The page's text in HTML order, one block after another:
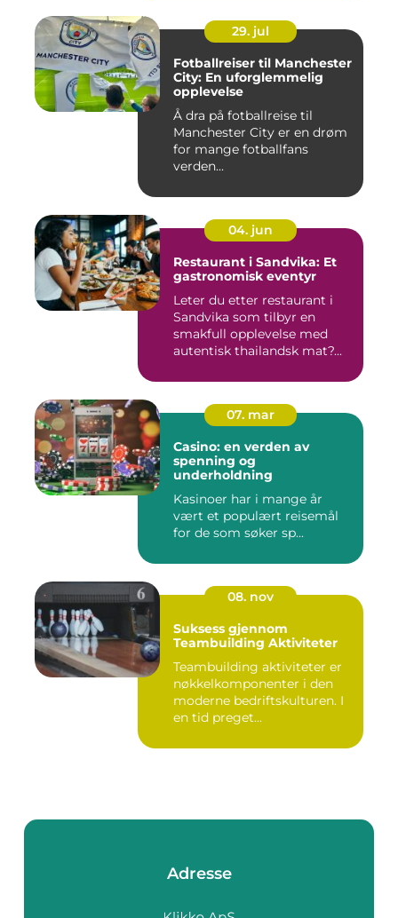
29. jul
Fotballreiser til Manchester
City: En uforglemmelig
opplevelse
Å dra på fotballreise til
Manchester City er en drøm
for mange fotballfans
verden...
04. jun
Restaurant i Sandvika: Et
gastronomisk eventyr
Leter du etter restaurant i
Sandvika som tilbyr en
smakfull opplevelse med
autentisk thailandsk mat?...
07. mar
Casino: en verden av
spenning og
underholdning
Kasinoer har i mange år
vært et populært reisemål
for de som søker sp...
08. nov
Suksess gjennom
Teambuilding Aktiviteter
Teambuilding aktiviteter er
nøkkelkomponenter i den
moderne bedriftskulturen. I
en tid preget...
Adresse